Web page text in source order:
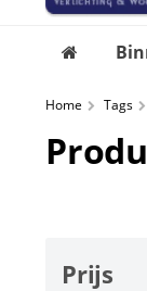
Home Tags
Prijs